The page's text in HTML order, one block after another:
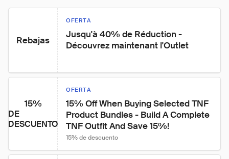
Rebajas
OFERTA
Jusqu'à 40% de Réduction -
Découvrez maintenant l'Outlet
15%
DE
DESCUENTO
OFERTA
15% Off When Buying Selected TNF
Product Bundles - Build A Complete
TNF Outfit And Save 15%!
15% de descuento